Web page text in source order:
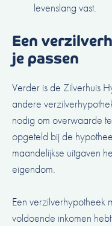
levenslang vast.
Een
je passen
Verder is de Zilverhuis
andere
nodig om overwaarde
opgeteld bij de
maandelijkse uitgaven
eigendom.
Een verzilverhypotheek
voldoende inkomen